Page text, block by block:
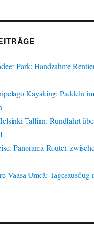
Park: Handzahme
Kayaking: Paddeln
Tallinn: Rundfahrt
Panorama-Routen
Vaasa Umeå: Tagesausflug